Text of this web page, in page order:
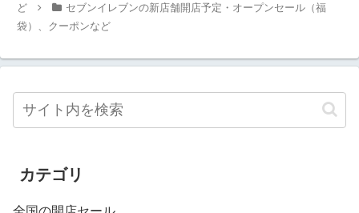
ど
セブンイレブンの新店舗開店予定・オープンセール（福
袋）、クーポンなど
カテゴリ